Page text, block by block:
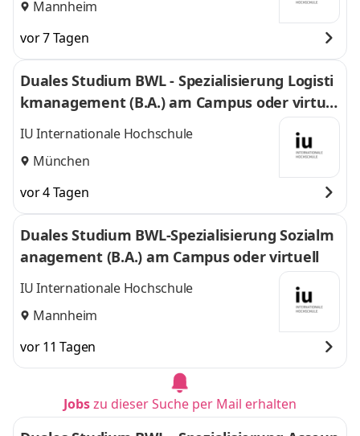
Mannheim
vor 7 Tagen
Duales Studium BWL - Spezialisierung Logisti
kmanagement (B.A.) am Campus oder virtuel
l
IU Internationale Hochschule
München
vor 4 Tagen
Duales Studium BWL-Spezialisierung Sozialm
anagement (B.A.) am Campus oder virtuell
IU Internationale Hochschule
Mannheim
vor 11 Tagen
Jobszu dieser Suche per Mail erhalten